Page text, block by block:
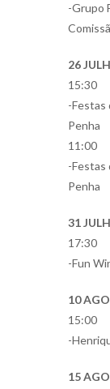
-Grupo
26
15:30
-Festas
Penha
11:00
-Festas
Penha
31
17:30
-Fun
10
15:00
-
15